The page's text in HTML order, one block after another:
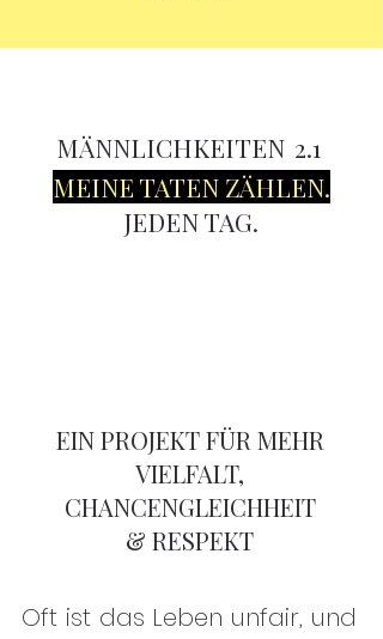
MÄNNLICHKEITEN 2.1
MEINE TATEN ZÄHLEN.
JEDEN TAG.
EIN PROJEKT FÜR MEHR
VIELFALT,
CHANCENGLEICHHEIT
& RESPEKT
Oft ist das Leben unfair, und